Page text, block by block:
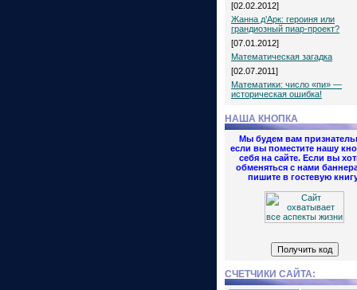
[02.02.2012]
Жанна д’Арк: героиня или
грандиозный пиар-проект?
[07.01.2012]
Математическая загадка
[02.07.2011]
Математики: число «пи» —
историческая ошибка!
НАША КНОПКА
Мы будем вам
если вы поместите нашу
себя на сайте. Если вы
обменяться с нами
пишите в гостевую
СЧЕТЧИКИ САЙТА: